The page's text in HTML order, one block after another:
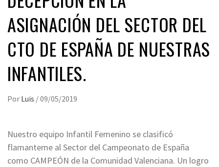
ASIGNACIÓN DEL SECTOR DEL
CTO DE ESPAÑA DE NUESTRAS
INFANTILES.
Por Luis /09/05/2019
Nuestro equipo Infantil Femenino se clasificó
flamanteme al Sector del Campeonato de España
como CAMPEÓN de la Comunidad Valenciana. Un logro